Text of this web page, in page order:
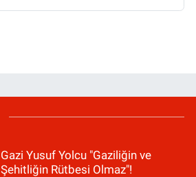
Gazi Yusuf Yolcu "Gaziliğin ve
Şehitliğin Rütbesi Olmaz"!